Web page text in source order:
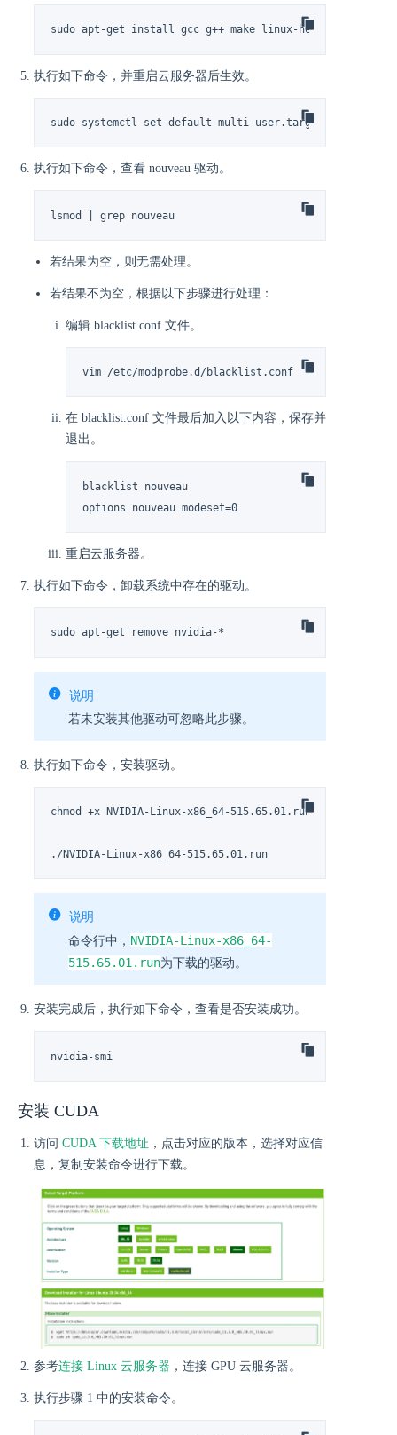
sudo apt-get install gcc g++ make linux-headers-
执行如下命令，并重启云服务器后生效。
sudo systemctl set-default multi-user.target
执行如下命令，查看 nouveau 驱动。
lsmod | grep nouveau
若结果为空，则无需处理。
若结果不为空，根据以下步骤进行处理：
编辑 blacklist.conf 文件。
vim /etc/modprobe.d/blacklist.conf
在 blacklist.conf 文件最后加入以下内容，保存并
退出。
blacklist nouveau
options nouveau modeset=0
重启云服务器。
执行如下命令，卸载系统中存在的驱动。
sudo apt-get remove nvidia-*
说明
若未安装其他驱动可忽略此步骤。
执行如下命令，安装驱动。
chmod +x NVIDIA-Linux-x86_64-515.65.01.run
./NVIDIA-Linux-x86_64-515.65.01.run
说明
命令行中， NVIDIA-Linux-x86_64-
515.65.01.run为下载的驱动。
安装完成后，执行如下命令，查看是否安装成功。
nvidia-smi
安装 CUDA
访问 CUDA 下载地址 ，点击对应的版本，选择对应信
息，复制安装命令进行下载。
参考连接 Linux 云服务器 ，连接 GPU 云服务器。
执行步骤 1 中的安装命令。